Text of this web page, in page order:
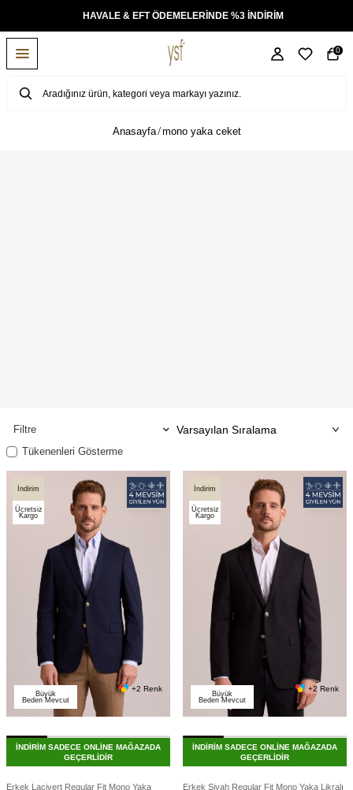
HAVALE & EFT ÖDEMELERİNDE %3 İNDİRİM
0
Anasayfa mono yaka ceket
Filtre
Tükenenleri Gösterme
İndirim
Ücretsiz
Kargo
Büyük
Beden Mevcut
+2 Renk
İNDİRİM SADECE ONLİNE MAĞAZADA
GEÇERLİDİR
Erkek Lacivert Regular Fit Mono Yaka
İndirim
Ücretsiz
Kargo
Büyük
Beden Mevcut
+2 Renk
İNDİRİM SADECE ONLİNE MAĞAZADA
GEÇERLİDİR
Erkek Siyah Regular Fit Mono Yaka Likralı